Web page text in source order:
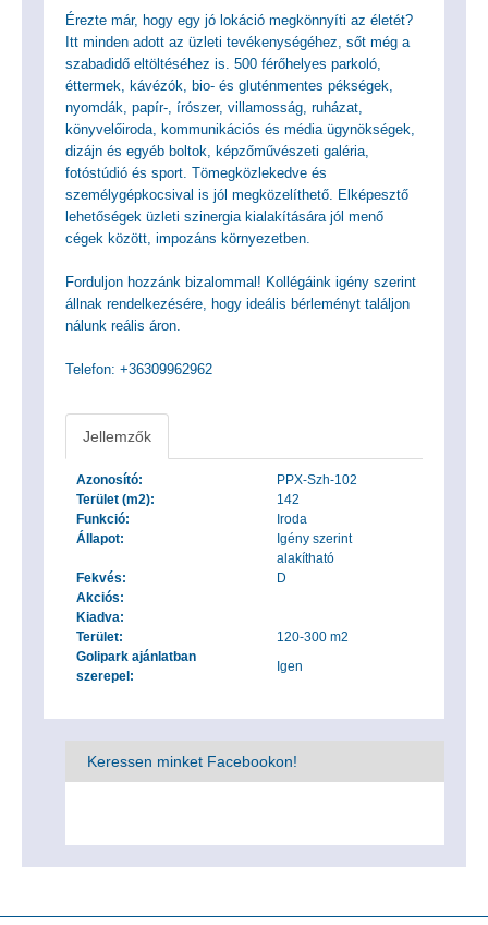
Érezte már, hogy egy jó lokáció megkönnyíti az életét?
Itt minden adott az üzleti tevékenységéhez, sőt még a
szabadidő eltöltéséhez is. 500 férőhelyes parkoló,
éttermek, kávézók, bio- és gluténmentes pékségek,
nyomdák, papír-, írószer, villamosság, ruházat,
könyvelőiroda, kommunikációs és média ügynökségek,
dizájn és egyéb boltok, képzőművészeti galéria,
fotóstúdió és sport. Tömegközlekedve és
személygépkocsival is jól megközelíthető. Elképesztő
lehetőségek üzleti szinergia kialakítására jól menő
cégek között, impozáns környezetben.
Forduljon hozzánk bizalommal! Kollégáink igény szerint
állnak rendelkezésére, hogy ideális bérleményt találjon
nálunk reális áron.
Telefon: +36309962962
Jellemzők
Azonosító:
PPX-Szh-102
Terület (m2):
142
Funkció:
Iroda
Állapot:
Igény szerint
alakítható
Fekvés:
D
Akciós:
Kiadva:
Terület:
120-300 m2
Golipark ajánlatban
szerepel:
Igen
Keressen minket Facebookon!